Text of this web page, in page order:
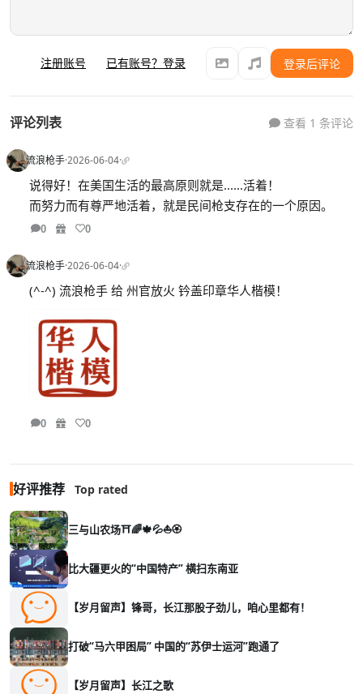
注册账号 已有账号？登录 登录后评论
评论列表 查看 1 条评论
流浪枪手·2026-06-04·
说得好！在美国生活的最高原则就是......活着！
而努力而有尊严地活着，就是民间枪支存在的一个原因。
0 0
流浪枪手·2026-06-04·
(^-^) 流浪枪手 给 州官放火 钤盖印章华人楷模！
0 0
好评推荐 Top rated
三与山农场⛩️🌈🍁💦⛵🏵️
比大疆更火的“中国特产” 横扫东南亚
【岁月留声】锋哥，长江那股子劲儿，咱心里都有！
打破“马六甲困局” 中国的“苏伊士运河”跑通了
【岁月留声】长江之歌